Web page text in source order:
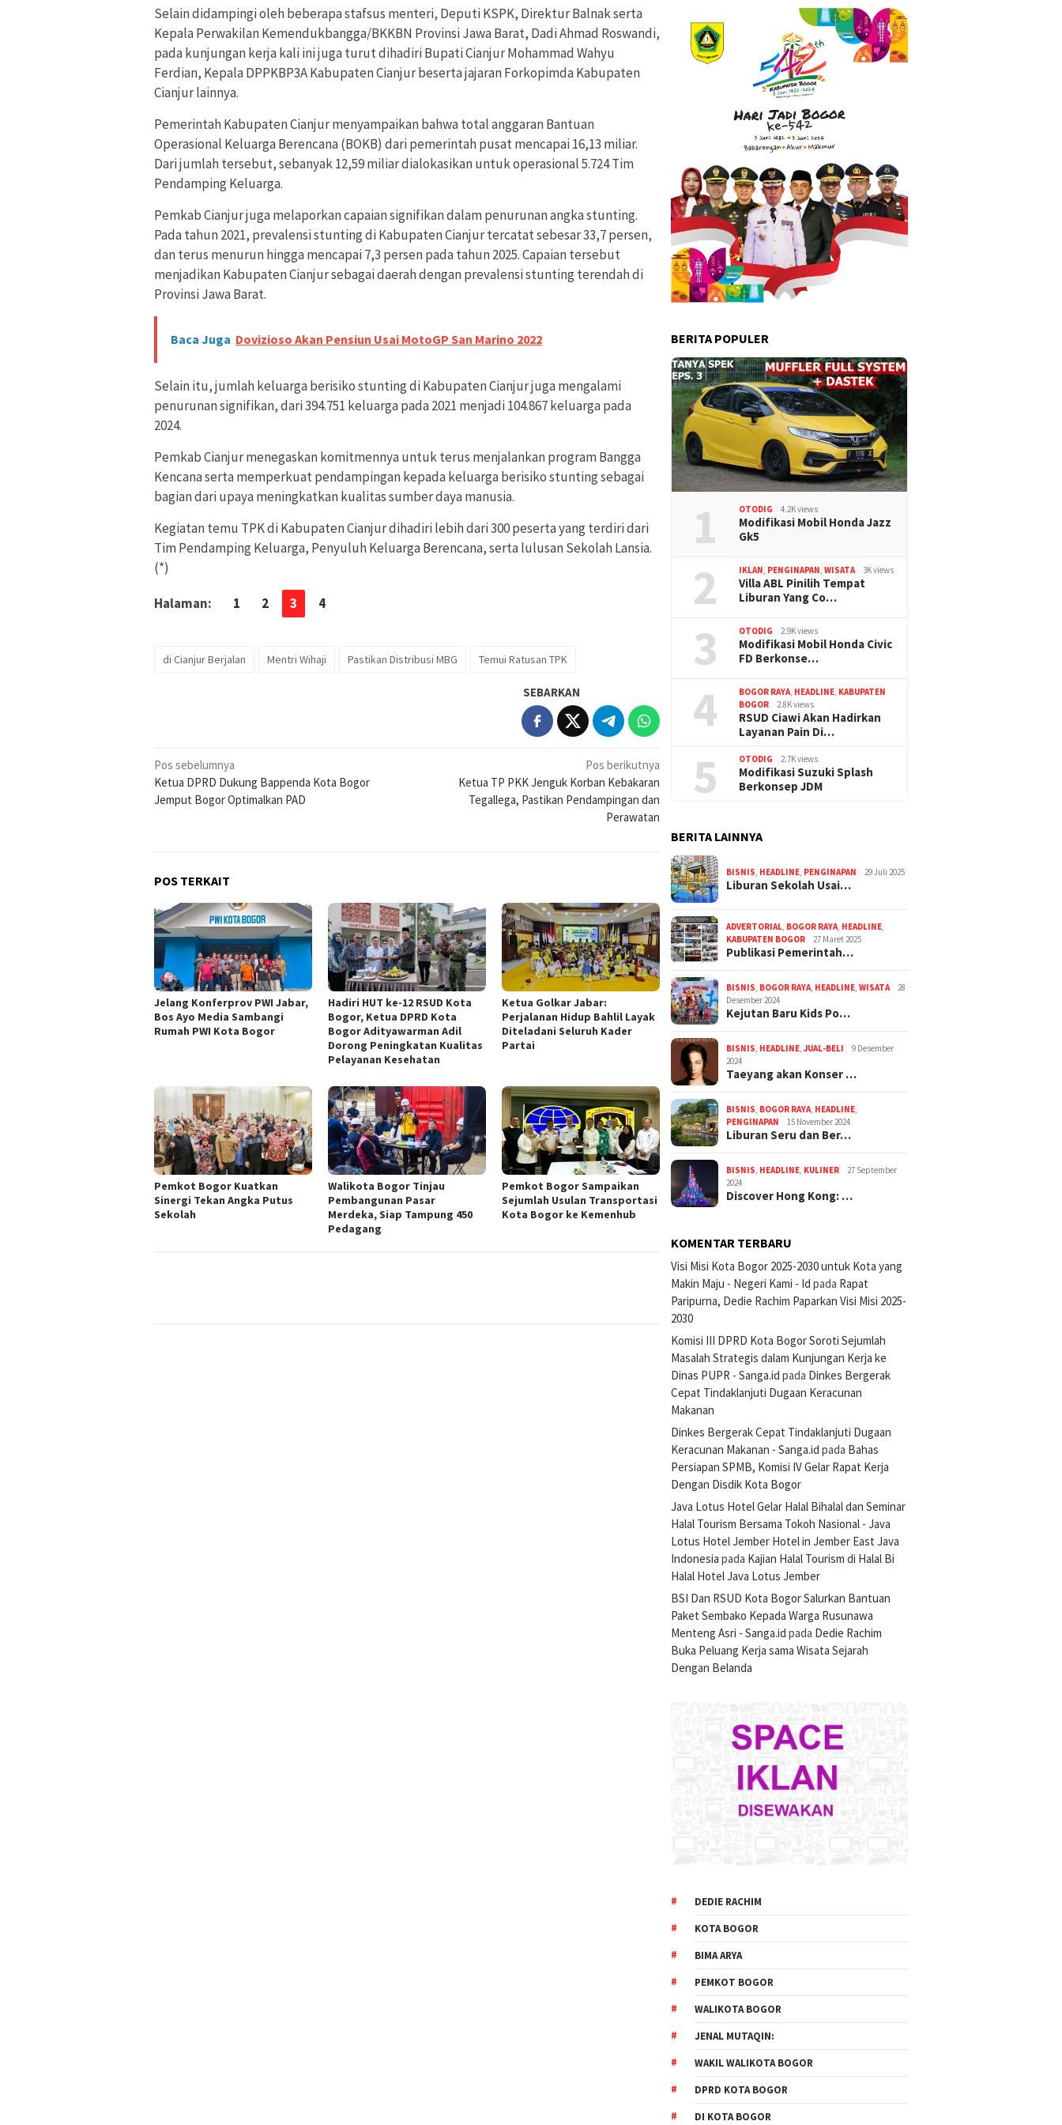
Selain didampingi oleh beberapa stafsus menteri, Deputi KSPK, Direktur Balnak serta
Kepala Perwakilan Kemendukbangga/BKKBN Provinsi Jawa Barat, Dadi Ahmad Roswandi,
pada kunjungan kerja kali ini juga turut dihadiri Bupati Cianjur Mohammad Wahyu
Ferdian, Kepala DPPKBP3A Kabupaten Cianjur beserta jajaran Forkopimda Kabupaten
Cianjur lainnya.
Pemerintah Kabupaten Cianjur menyampaikan bahwa total anggaran Bantuan
Operasional Keluarga Berencana (BOKB) dari pemerintah pusat mencapai 16,13 miliar.
Dari jumlah tersebut, sebanyak 12,59 miliar dialokasikan untuk operasional 5.724 Tim
Pendamping Keluarga.
Pemkab Cianjur juga melaporkan capaian signifikan dalam penurunan angka stunting.
Pada tahun 2021, prevalensi stunting di Kabupaten Cianjur tercatat sebesar 33,7 persen,
dan terus menurun hingga mencapai 7,3 persen pada tahun 2025. Capaian tersebut
menjadikan Kabupaten Cianjur sebagai daerah dengan prevalensi stunting terendah di
Provinsi Jawa Barat.
Baca Juga Dovizioso Akan Pensiun Usai MotoGP San Marino 2022
Selain itu, jumlah keluarga berisiko stunting di Kabupaten Cianjur juga mengalami
penurunan signifikan, dari 394.751 keluarga pada 2021 menjadi 104.867 keluarga pada
2024.
Pemkab Cianjur menegaskan komitmennya untuk terus menjalankan program Bangga
Kencana serta memperkuat pendampingan kepada keluarga berisiko stunting sebagai
bagian dari upaya meningkatkan kualitas sumber daya manusia.
Kegiatan temu TPK di Kabupaten Cianjur dihadiri lebih dari 300 peserta yang terdiri dari
Tim Pendamping Keluarga, Penyuluh Keluarga Berencana, serta lulusan Sekolah Lansia.
(*)
Halaman: 1 2 3 4
di Cianjur Berjalan Mentri Wihaji Pastikan Distribusi MBG Temui Ratusan TPK
SEBARKAN
Navigasi
pos
Pos sebelumnya
Ketua DPRD Dukung Bappenda Kota Bogor
Jemput Bogor Optimalkan PAD
Pos berikutnya
Ketua TP PKK Jenguk Korban Kebakaran
Tegallega, Pastikan Pendampingan dan
Perawatan
POS TERKAIT
Jelang Konferprov PWI Jabar,
Bos Ayo Media Sambangi
Rumah PWI Kota Bogor
Hadiri HUT ke-12 RSUD Kota
Bogor, Ketua DPRD Kota
Bogor Adityawarman Adil
Dorong Peningkatan Kualitas
Pelayanan Kesehatan
Ketua Golkar Jabar:
Perjalanan Hidup Bahlil Layak
Diteladani Seluruh Kader
Partai
Pemkot Bogor Kuatkan
Sinergi Tekan Angka Putus
Sekolah
Walikota Bogor Tinjau
Pembangunan Pasar
Merdeka, Siap Tampung 450
Pedagang
Pemkot Bogor Sampaikan
Sejumlah Usulan Transportasi
Kota Bogor ke Kemenhub
BERITA POPULER
1 OTODIG 4.2K views
Modifikasi Mobil Honda Jazz
Gk5
2 IKLAN, PENGINAPAN,WISATA 3K views
Villa ABL Pinilih Tempat
Liburan Yang Co…
3 OTODIG 2.9K views
Modifikasi Mobil Honda Civic
FD Berkonse…
4 BOGOR RAYA, HEADLINE, KABUPATEN
BOGOR
2.8K views
RSUD Ciawi Akan Hadirkan
Layanan Pain Di…
5 OTODIG 2.7K views
Modifikasi Suzuki Splash
Berkonsep JDM
BERITA LAINNYA
BISNIS, HEADLINE, PENGINAPAN 29 Juli 2025
Liburan Sekolah Usai…
ADVERTORIAL, BOGOR RAYA, HEADLINE,
KABUPATEN BOGOR
27 Maret 2025
Publikasi Pemerintah…
BISNIS, BOGOR RAYA, HEADLINE,WISATA
28
Desember 2024
Kejutan Baru Kids Po…
BISNIS, HEADLINE,JUAL-BELI
9 Desember
2024
Taeyang akan Konser …
BISNIS, BOGOR RAYA, HEADLINE,
PENGINAPAN
15 November 2024
Liburan Seru dan Ber…
BISNIS, HEADLINE, KULINER
27 September
2024
Discover Hong Kong: …
KOMENTAR TERBARU
Visi Misi Kota Bogor 2025-2030 untuk Kota yang
Makin Maju - Negeri Kami - Id pada Rapat
Paripurna, Dedie Rachim Paparkan Visi Misi 2025-
2030
Komisi III DPRD Kota Bogor Soroti Sejumlah
Masalah Strategis dalam Kunjungan Kerja ke
Dinas PUPR - Sanga.id pada Dinkes Bergerak
Cepat Tindaklanjuti Dugaan Keracunan
Makanan
Dinkes Bergerak Cepat Tindaklanjuti Dugaan
Keracunan Makanan - Sanga.id pada Bahas
Persiapan SPMB, Komisi IV Gelar Rapat Kerja
Dengan Disdik Kota Bogor
Java Lotus Hotel Gelar Halal Bihalal dan Seminar
Halal Tourism Bersama Tokoh Nasional - Java
Lotus Hotel Jember Hotel in Jember East Java
Indonesia pada Kajian Halal Tourism di Halal Bi
Halal Hotel Java Lotus Jember
BSI Dan RSUD Kota Bogor Salurkan Bantuan
Paket Sembako Kepada Warga Rusunawa
Menteng Asri - Sanga.id pada Dedie Rachim
Buka Peluang Kerja sama Wisata Sejarah
Dengan Belanda
DEDIE RACHIM
KOTA BOGOR
BIMA ARYA
PEMKOT BOGOR
WALIKOTA BOGOR
JENAL MUTAQIN:
WAKIL WALIKOTA BOGOR
DPRD KOTA BOGOR
DI KOTA BOGOR